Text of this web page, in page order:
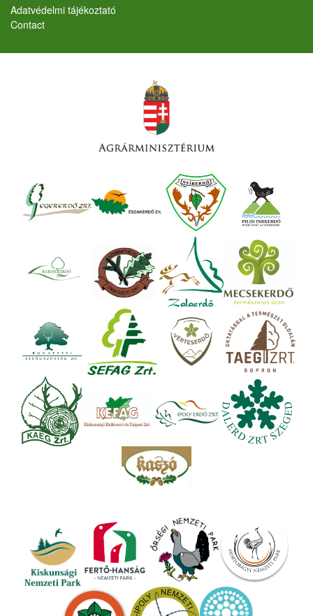
Lábléc
Adatvédelmi tájékoztató
Contact